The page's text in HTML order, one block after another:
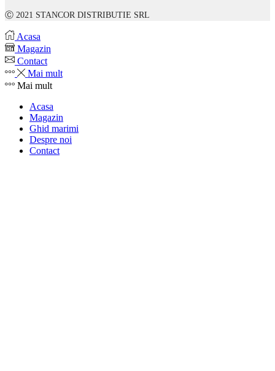
Ⓒ 2021 STANCOR DISTRIBUTIE SRL
Acasa
Magazin
Contact
Mai mult
Mai mult
Acasa
Magazin
Ghid marimi
Despre noi
Contact